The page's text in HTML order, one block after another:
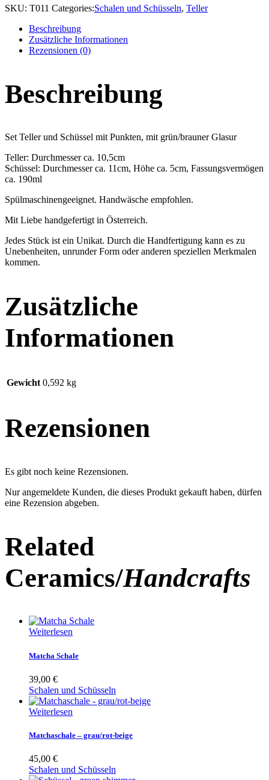
war:
ist:
SKU: T011 Categories:Schalen und Schüsseln, Teller
Beschreibung
Zusätzliche Informationen
Rezensionen (0)
Beschreibung
Set Teller und Schüssel mit Punkten, mit grün/brauner Glasur
Teller: Durchmesser ca. 10,5cm
Schüssel: Durchmesser ca. 11cm, Höhe ca. 5cm, Fassungsvermögen
ca. 190ml
Spülmaschinengeeignet. Handwäsche empfohlen.
Mit Liebe handgefertigt in Österreich.
Jedes Stück ist ein Unikat. Durch die Handfertigung kann es zu
Unebenheiten, unrunder Form oder anderen speziellen Merkmalen
kommen.
Zusätzliche
Informationen
Gewicht 0,592 kg
Rezensionen
Es gibt noch keine Rezensionen.
Nur angemeldete Kunden, die dieses Produkt gekauft haben, dürfen
eine Rezension abgeben.
Related
Ceramics/Handcrafts
Weiterlesen
Matcha Schale
39,00 €
Schalen und Schüsseln
Weiterlesen
Matchaschale – grau/rot-beige
45,00 €
Schalen und Schüsseln